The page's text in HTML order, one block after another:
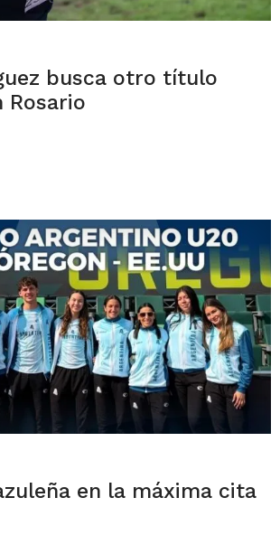
busca otro título
Rosario
en la máxima cita